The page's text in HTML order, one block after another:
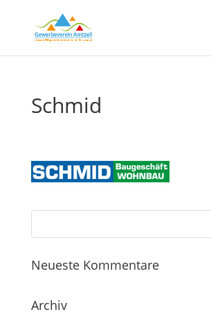
Schmid
Neueste Kommentare
Archiv